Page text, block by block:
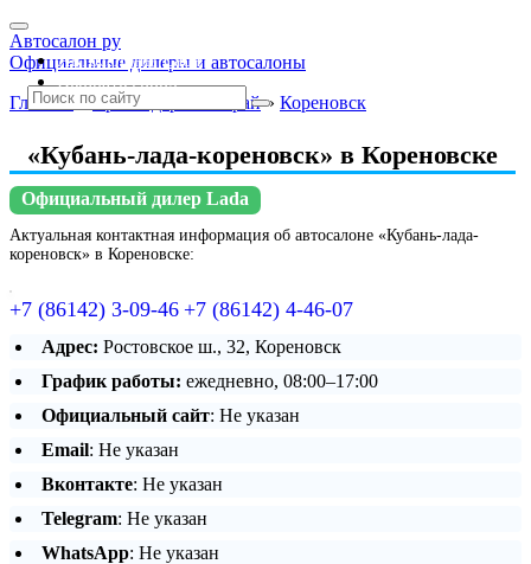
Автосалон ру
Официальные дилеры и автосалоны
Автосалоны Lada
Выбрать город
Главная » Краснодарский край » Кореновск
«Кубань-лада-кореновск» в Кореновске
Официальный дилер Lada
Актуальная контактная информация об автосалоне «Кубань-лада-
кореновск» в Кореновске:
+7 (86142) 3-09-46 +7 (86142) 4-46-07
Адрес: Ростовское ш., 32, Кореновск
График работы: ежедневно, 08:00–17:00
Официальный сайт: Не указан
Email: Не указан
Вконтакте: Не указан
Telegram: Не указан
WhatsApp: Не указан